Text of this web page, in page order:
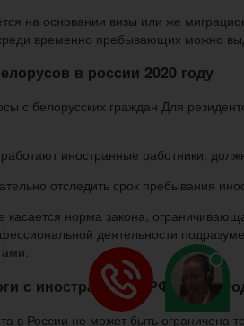
на основании визы или же
временно пребывающих можно
в россии 2020 году
с белорусских граждан Для
иностранные работники,
отследить срок пребывания
касается норма закона,
деятельности
с иностранцев в РФ в 2020
в России не может быть ограничена